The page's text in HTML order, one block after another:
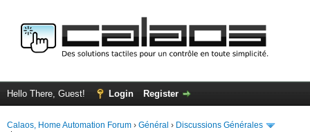
Hello There, Guest! Login Register
Calaos, Home Automation Forum › Général › Discussions Générales